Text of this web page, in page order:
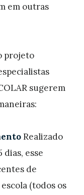
em outras
projeto
sugerem
Realizado
dias, esse
de
(todos os